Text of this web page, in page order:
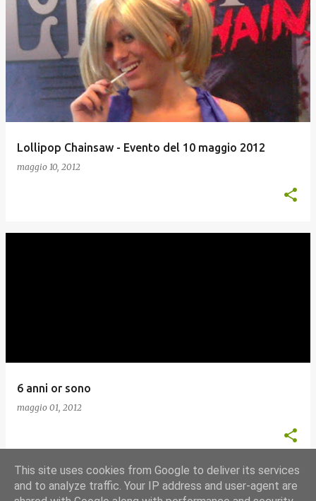
Lollipop Chainsaw - Evento del 10 maggio 2012
maggio 10, 2012
6 anni or sono
maggio 01, 2012
This site uses cookies from Google to deliver its services
and to analyze traffic. Your IP address and user-agent are